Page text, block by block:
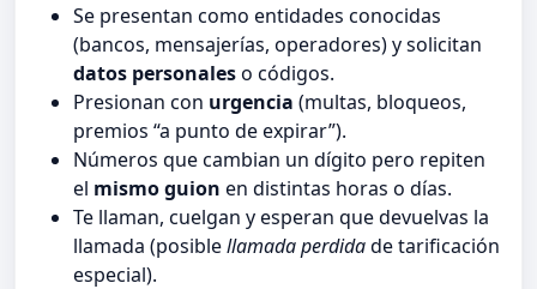
Se presentan como entidades conocidas
(bancos, mensajerías, operadores) y solicitan
datos personaleso códigos.
Presionan con urgencia (multas, bloqueos,
premios “a punto de expirar”).
Números que cambian un dígito pero repiten
el mismo guion en distintas horas o días.
Te llaman, cuelgan y esperan que devuelvas la
llamada (posiblellamada perdidade tarificación
especial).